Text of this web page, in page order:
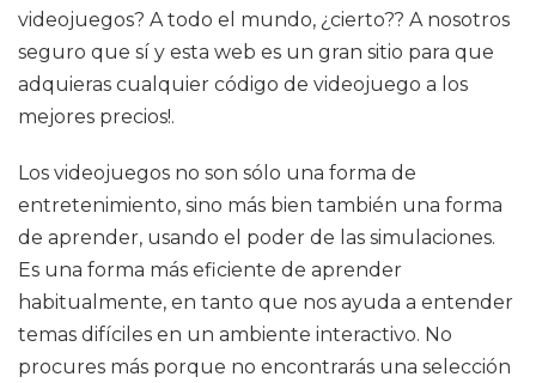
videojuegos? A todo el mundo, ¿cierto?? A nosotros
seguro que sí y esta web es un gran sitio para que
adquieras cualquier código de videojuego a los
mejores precios!.
Los videojuegos no son sólo una forma de
entretenimiento, sino más bien también una forma
de aprender, usando el poder de las simulaciones.
Es una forma más eficiente de aprender
habitualmente, en tanto que nos ayuda a entender
temas difíciles en un ambiente interactivo. No
procures más porque no encontrarás una selección